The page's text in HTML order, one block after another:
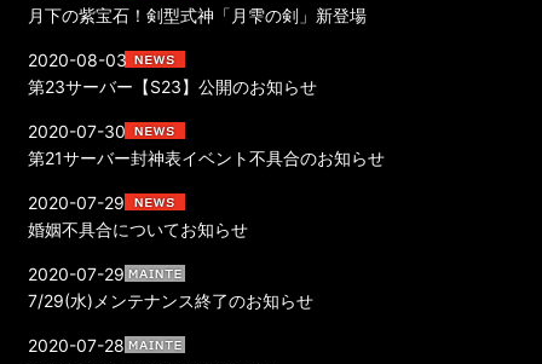
月下の紫宝石！剣型式神「月雫の剣」新登場
第23サーバー【S23】公開のお知らせ
2020-08-03
第21サーバー封神表イベント不具合のお知らせ
2020-07-30
婚姻不具合についてお知らせ
2020-07-29
7/29(水)メンテナンス終了のお知らせ
2020-07-29
2020-07-28